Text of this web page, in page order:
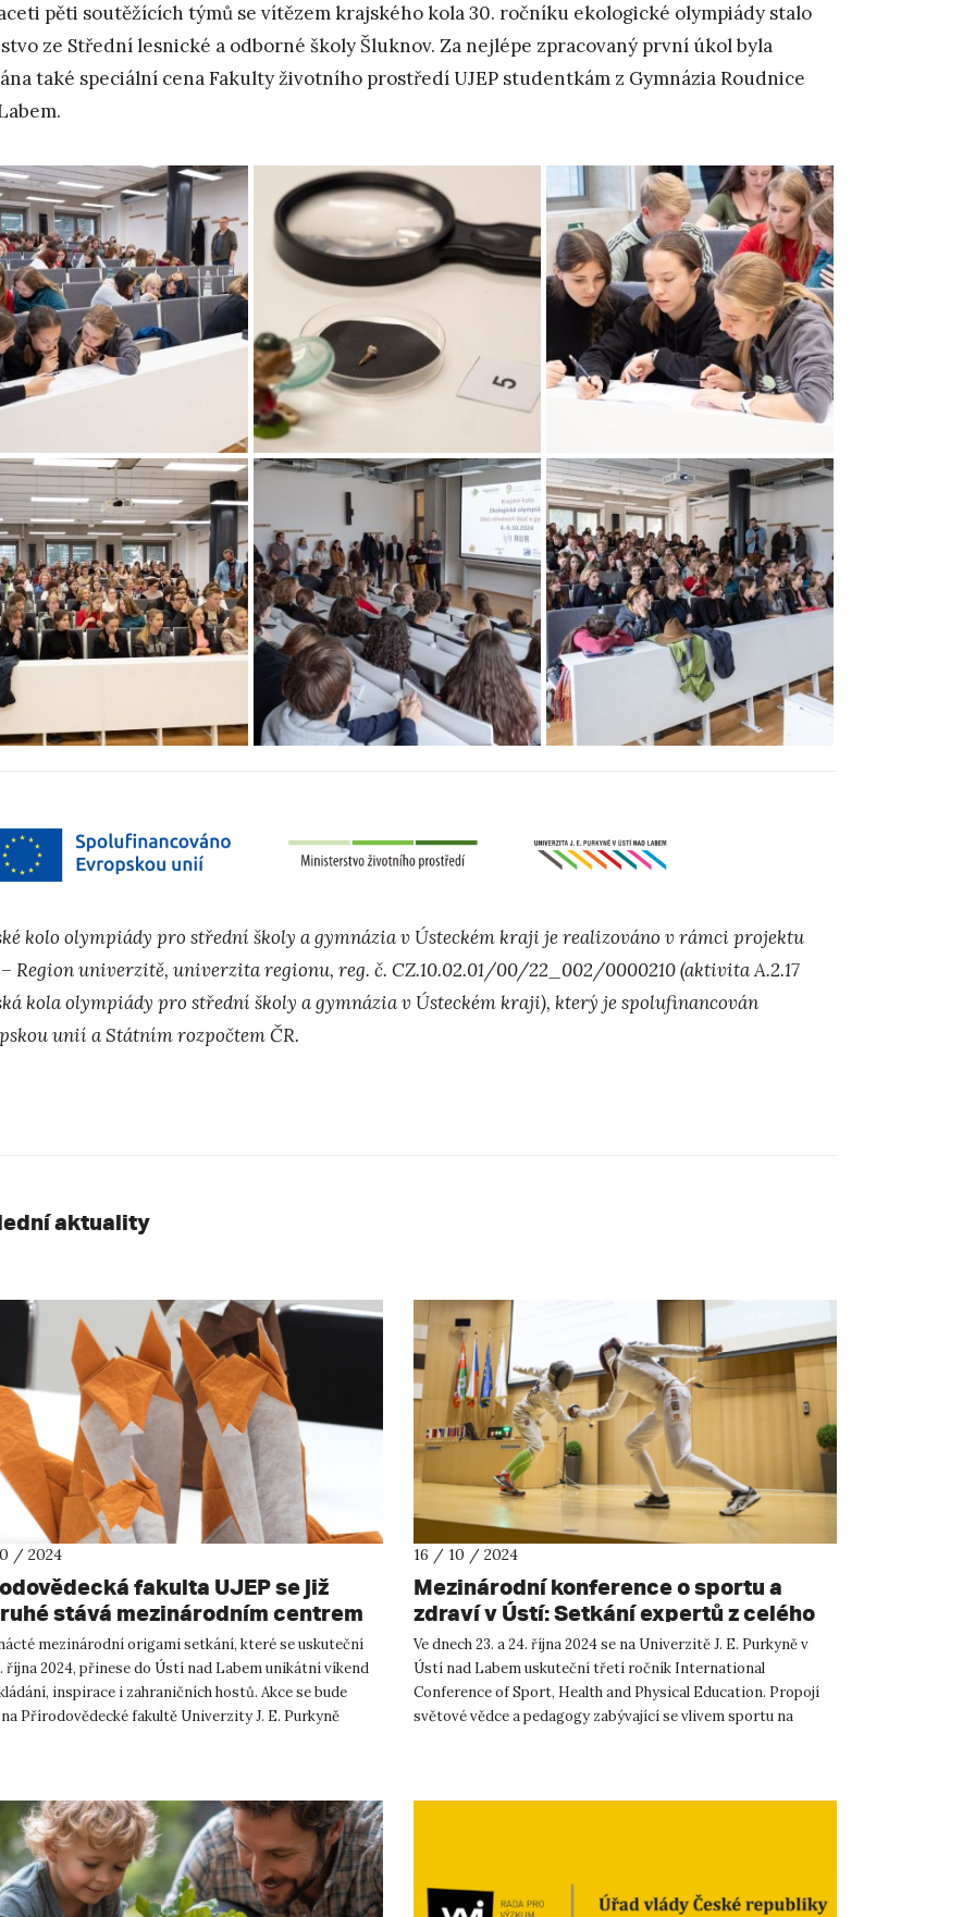
pěti soutěžících týmů se vítězem krajského kola 30. ročníku ekologické olympiády stalo
ze Střední lesnické a odborné školy Šluknov. Za nejlépe zpracovaný první úkol byla
také speciální cena Fakulty životního prostředí UJEP studentkám z Gymnázia Roudnice
kolo olympiády pro střední školy a gymnázia v Ústeckém kraji je realizováno v rámci projektu
Region univerzitě, univerzita regionu, reg. č. CZ.10.02.01/00/22_002/0000210 (aktivita A.2.17
kola olympiády pro střední školy a gymnázia v Ústeckém kraji), který je spolufinancován
unií a Státním rozpočtem ČR.
aktuality
/ 2024
fakulta UJEP se již
stává mezinárodním centrem
mezinárodní origami setkání, které se uskuteční
října 2024, přinese do Ústí nad Labem unikátní víkend
inspirace i zahraničních hostů. Akce se bude
Přírodovědecké fakultě Univerzity J. E. Purkyně
16 / 10 / 2024
Mezinárodní konference o sportu a
zdraví v Ústí: Setkání expertů z celého
světa
Ve dnech 23. a 24. října 2024 se na Univerzitě J. E. Purkyně v
Ústí nad Labem uskuteční třetí ročník International
Conference of Sport, Health and Physical Education. Propojí
světové vědce a pedagogy zabývající se vlivem sportu na